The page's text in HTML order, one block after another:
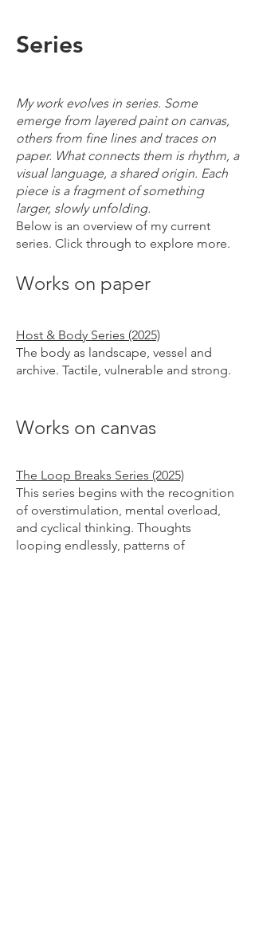
Series
My work evolves in series. Some
emerge from layered paint on canvas,
others from fine lines and traces on
paper. What connects them is rhythm, a
visual language, a shared origin. Each
piece is a fragment of something
larger, slowly unfolding.
Below is an overview of my current
series. Click through to explore more.
Works on paper
Host & Body Series (2025)
The body as landscape, vessel and
archive. Tactile, vulnerable and strong.
Works on canvas
The Loop Breaks Series (2025)
This series begins with the recognition
of overstimulation, mental overload,
and cyclical thinking. Thoughts
looping endlessly, patterns of